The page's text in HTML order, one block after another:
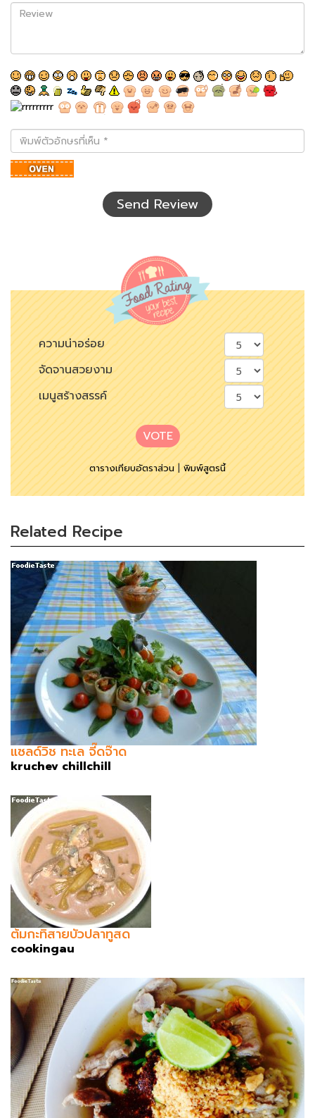
Review
พิมพ์
ตัว
อักษร
ที่
Send Review
ความน่าอร่อย
จัดจานสวยงาม
เมนูสร้างสรรค์
VOTE
ตารางเทียบอัตราส่วน|พิมพ์สูตรนี้
Related Recipe
แซลด์วิช ทะเล จี๊ดจ๊าด
kruchev chillchill
ต้มกะทิสายบัวปลาทูสด
cookingau